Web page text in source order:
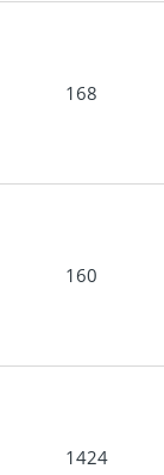
168
160
1424